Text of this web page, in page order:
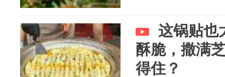
这锅贴也
酥脆，撒满
得住？